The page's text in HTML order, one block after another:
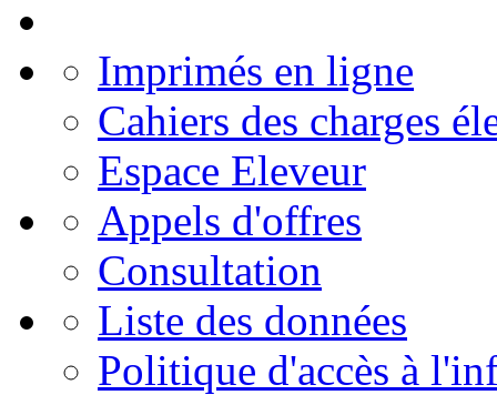
Imprimés en ligne
Cahiers des charges
Espace Eleveur
Appels d'offres
Consultation
Liste des données
Politique d'accès à